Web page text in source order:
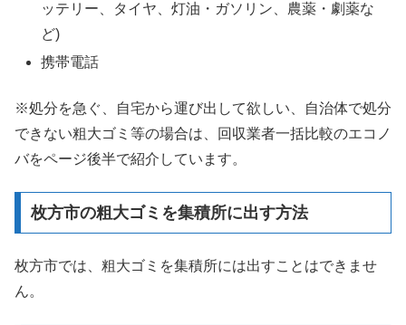
ッテリー、タイヤ、灯油・ガソリン、農薬・劇薬な
ど)
携帯電話
※処分を急ぐ、自宅から運び出して欲しい、自治体で処分
できない粗大ゴミ等の場合は、回収業者一括比較のエコノ
バをページ後半で紹介しています。
枚方市の粗大ゴミを集積所に出す方法
枚方市では、粗大ゴミを集積所には出すことはできませ
ん。